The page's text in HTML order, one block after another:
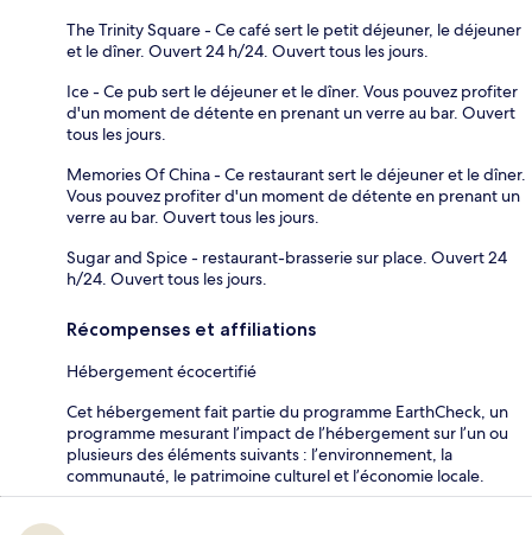
The Trinity Square - Ce café sert le petit déjeuner, le déjeuner
et le dîner. Ouvert 24 h/24. Ouvert tous les jours.
Ice - Ce pub sert le déjeuner et le dîner. Vous pouvez profiter
d'un moment de détente en prenant un verre au bar. Ouvert
tous les jours.
Memories Of China - Ce restaurant sert le déjeuner et le dîner.
Vous pouvez profiter d'un moment de détente en prenant un
verre au bar. Ouvert tous les jours.
Sugar and Spice - restaurant-brasserie sur place. Ouvert 24
h/24. Ouvert tous les jours.
Récompenses et affiliations
Hébergement écocertifié
Cet hébergement fait partie du programme EarthCheck, un
programme mesurant l’impact de l’hébergement sur l’un ou
plusieurs des éléments suivants : l’environnement, la
communauté, le patrimoine culturel et l’économie locale.